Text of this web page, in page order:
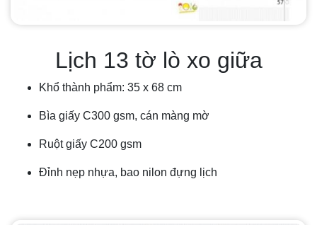
Lịch 13 tờ lò xo giữa
Khổ thành phẩm: 35 x 68 cm
Bìa giấy C300 gsm, cán màng mờ
Ruột giấy C200 gsm
Đỉnh nẹp nhựa, bao nilon đựng lịch